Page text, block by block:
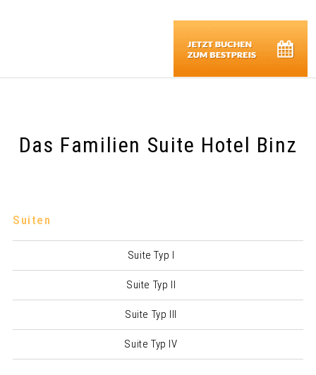
Das Familien Suite Hotel Binz
Suiten
Suite Typ I
Suite Typ II
Suite Typ III
Suite Typ IV